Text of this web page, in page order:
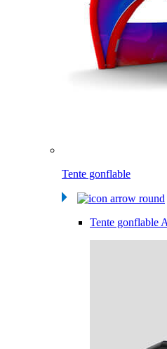
Tente gonflable
Tente gonflable